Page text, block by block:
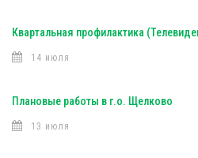
Квартальная профилактика
14 июля
Плановые работы в г.о. Щелково
13 июля